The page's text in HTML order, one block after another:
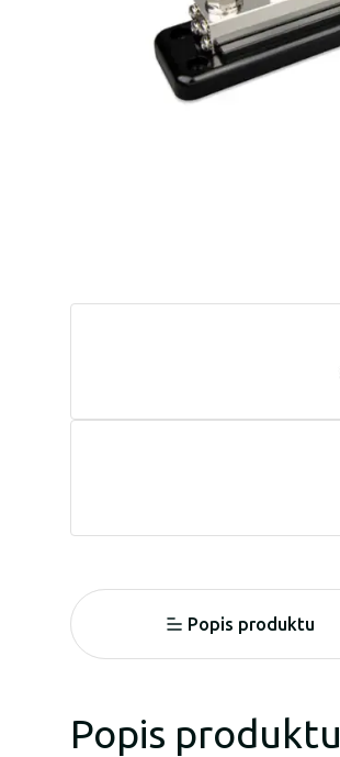
Popis produktu
Popis produktu